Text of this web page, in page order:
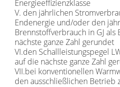
Energieeffizienzklasse
V. den jährlichen
Endenergie und/oder den
Brennstoffverbrauch in GJ als
nächste ganze Zahl gerundet
VI.den Schallleistungspegel
auf die nächste ganze Zahl
VII.bei konventionellen
den ausschließlichen Betrieb